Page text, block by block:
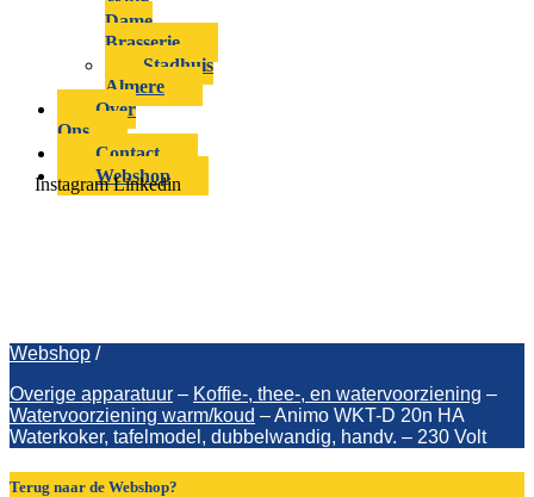
Dame
Brasserie
Stadhuis
Almere
Over
Ons
Contact
Webshop
Instagram Linkedin
Webshop /
Overige apparatuur – Koffie-, thee-, en watervoorziening –
Watervoorziening warm/koud –Animo WKT-D 20n HA
Waterkoker, tafelmodel, dubbelwandig, handv. – 230 Volt
Terug naar de Webshop?